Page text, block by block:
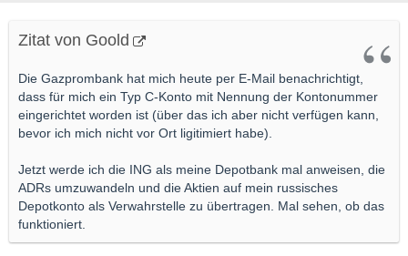
Zitat von Goold
Die Gazprombank hat mich heute per E-Mail benachrichtigt,
dass für mich ein Typ C-Konto mit Nennung der Kontonummer
eingerichtet worden ist (über das ich aber nicht verfügen kann,
bevor ich mich nicht vor Ort ligitimiert habe).
Jetzt werde ich die ING als meine Depotbank mal anweisen, die
ADRs umzuwandeln und die Aktien auf mein russisches
Depotkonto als Verwahrstelle zu übertragen. Mal sehen, ob das
funktioniert.